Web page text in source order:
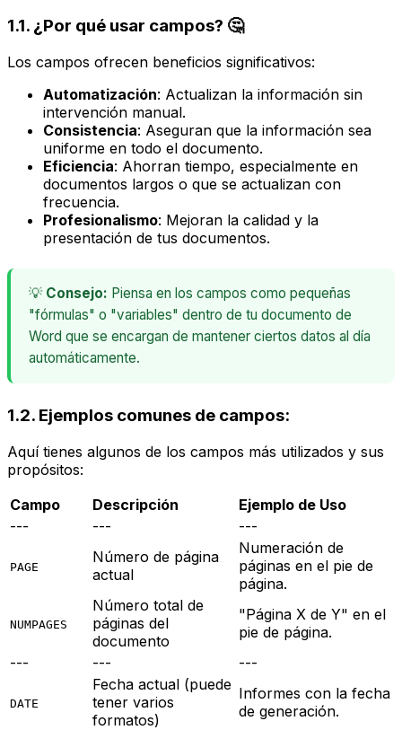
1.1. ¿Por qué usar campos? 🤔
Los campos ofrecen beneficios significativos:
Automatización: Actualizan la información sin
intervención manual.
Consistencia: Aseguran que la información sea
uniforme en todo el documento.
Eficiencia: Ahorran tiempo, especialmente en
documentos largos o que se actualizan con
frecuencia.
Profesionalismo: Mejoran la calidad y la
presentación de tus documentos.
💡 Consejo: Piensa en los campos como pequeñas
"fórmulas" o "variables" dentro de tu documento de
Word que se encargan de mantener ciertos datos al día
automáticamente.
1.2. Ejemplos comunes de campos:
Aquí tienes algunos de los campos más utilizados y sus
propósitos:
Campo
Descripción
Ejemplo de Uso
---
--- ---
PAGE
Número de página
actual
Numeración de
páginas en el pie de
página.
NUMPAGES
Número total de
páginas del
documento
"Página X de Y" en el
pie de página.
---
--- ---
DATE
Fecha actual (puede
tener varios
formatos)
Informes con la fecha
de generación.